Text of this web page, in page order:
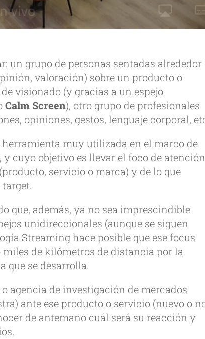
un grupo de personas sentadas alrededor
valoración) sobre un producto o
visionado (y gracias a un espejo
Calm Screen), otro grupo de profesionales
opiniones, gestos, lenguaje corporal,
herramienta muy utilizada en el marco de
cuyo objetivo es llevar el foco de
servicio o marca) y de lo que
que, además, ya no sea imprescindible
unidireccionales (aunque se siguen
Streaming hace posible que ese focus
de kilómetros de distancia por la
que se desarrolla.
agencia de investigación de mercados
ante ese producto o servicio (nuevo o
de antemano cuál será su reacción y